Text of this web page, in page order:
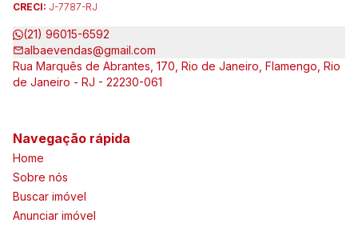
CRECI: J-7787-RJ
(21) 96015-6592
albaevendas@gmail.com
Rua Marquês de Abrantes, 170, Rio de Janeiro, Flamengo, Rio
de Janeiro - RJ - 22230-061
Navegação rápida
Home
Sobre nós
Buscar imóvel
Anunciar imóvel